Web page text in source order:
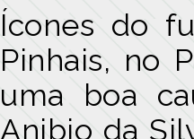
Ícones do
Pinhais, no
uma boa
Anibio da